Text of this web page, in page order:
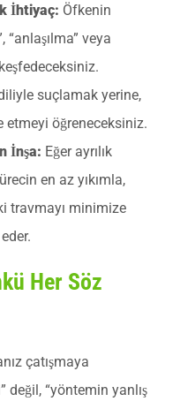
İhtiyaç: Öfkenin
“anlaşılma” veya
suçlamak yerine,
etmeyi öğreneceksiniz.
İnşa: Eğer ayrılık
en az yıkımla,
travmayı minimize
Her Söz
çatışmaya
değil, “yöntemin yanlış